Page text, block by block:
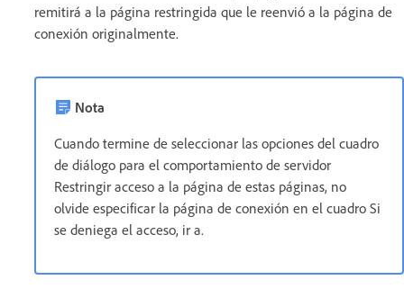
remitirá a la página restringida que le reenvió a la página de
conexión originalmente.
Nota
Cuando termine de seleccionar las opciones del cuadro
de diálogo para el comportamiento de servidor
Restringir acceso a la página de estas páginas, no
olvide especificar la página de conexión en el cuadro Si
se deniega el acceso, ir a.